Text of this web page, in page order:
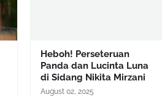
Heboh! Perseteruan
Panda dan Lucinta Luna
di Sidang Nikita Mirzani
August 02, 2025